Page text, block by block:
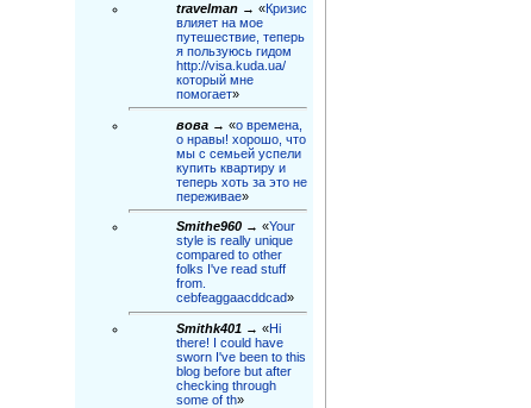
travelman → «Кризис
влияет на мое
путешествие, теперь
я пользуюсь гидом
http://visa.kuda.ua/
который мне
помогает»
вова → «о времена,
о нравы! хорошо, что
мы с семьей успели
купить квартиру и
теперь хоть за это не
переживае»
Smithe960 → «Your
style is really unique
compared to other
folks I've read stuff
from.
cebfeaggaacddcad»
Smithk401 → «Hi
there! I could have
sworn I've been to this
blog before but after
checking through
some of th»